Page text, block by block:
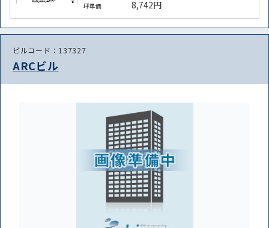
坪単価 8,742円
ビルコード：137327
ARCビル